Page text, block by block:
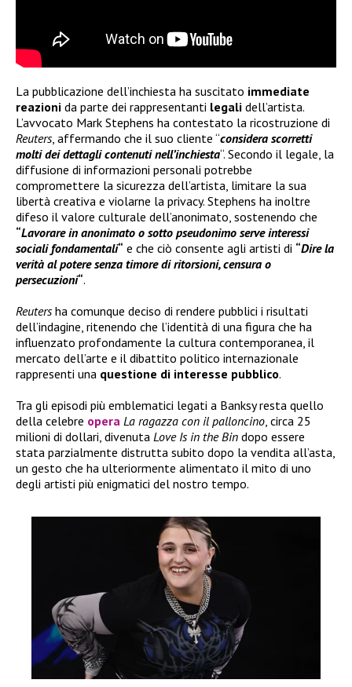
La pubblicazione dell’inchiesta ha suscitato immediate
reazioni da parte dei rappresentanti legali dell’artista.
L’avvocato Mark Stephens ha contestato la ricostruzione di
Reuters, affermando che il suo cliente “considera scorretti
molti dei dettagli contenuti nell’inchiesta“. Secondo il legale, la
diffusione di informazioni personali potrebbe
compromettere la sicurezza dell’artista, limitare la sua
libertà creativa e violarne la privacy. Stephens ha inoltre
difeso il valore culturale dell’anonimato, sostenendo che
“Lavorare in anonimato o sotto pseudonimo serve interessi
sociali fondamentali“ e che ciò consente agli artisti di “Dire la
verità al potere senza timore di ritorsioni, censura o
persecuzioni“.
Reutersha comunque deciso di rendere pubblici i risultati
dell’indagine, ritenendo che l’identità di una figura che ha
influenzato profondamente la cultura contemporanea, il
mercato dell’arte e il dibattito politico internazionale
rappresenti una questione di interesse pubblico.
Tra gli episodi più emblematici legati a Banksy resta quello
della celebre opera La ragazza con il palloncino , circa 25
milioni di dollari, divenuta Love Is in the Bin dopo essere
stata parzialmente distrutta subito dopo la vendita all’asta,
un gesto che ha ulteriormente alimentato il mito di uno
degli artisti più enigmatici del nostro tempo.